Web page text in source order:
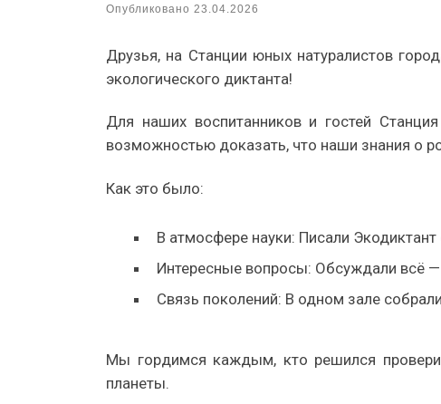
Опубликовано 23.04.2026
Друзья, на Станции юных натуралистов
экологического диктанта!
Для наших воспитанников и гостей
возможностью доказать, что наши знания о
Как это было:
В атмосфере науки: Писали
Интересные вопросы: Обсуждали всё
Связь поколений: В одном зале
Мы гордимся каждым, кто решился
планеты.